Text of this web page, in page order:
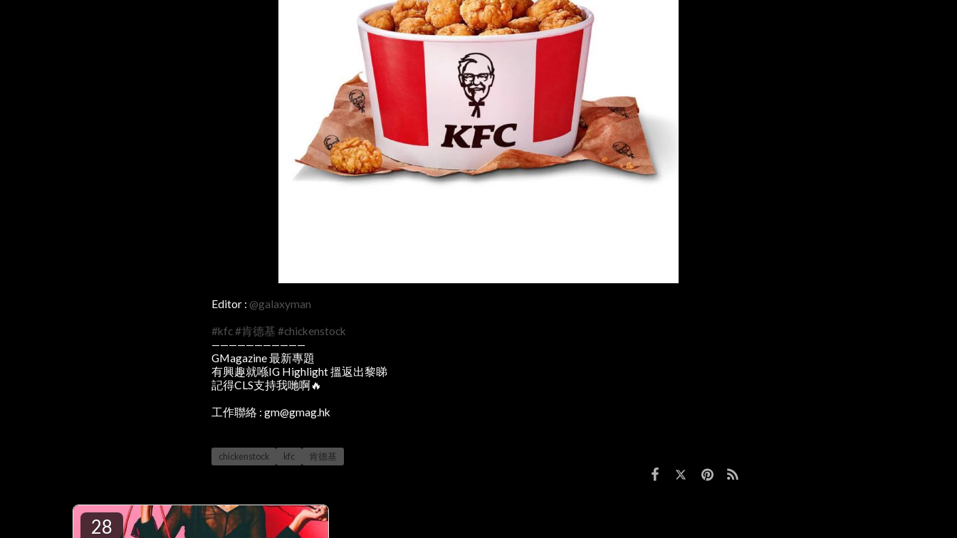
Editor : @galaxyman
#kfc#肯德基 #chickenstock
———————————
GMagazine 最新專題
有興趣就喺IG Highlight 搵返出黎睇
記得CLS支持我哋啊🔥
工作聯絡 : gm@gmag.hk
chickenstock kfc 肯德基
28